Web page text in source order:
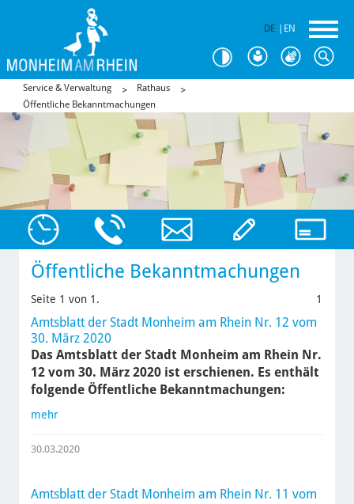
DE EN
Service & Verwaltung
Rathaus
Öffentliche Bekanntmachungen
Öffentliche Bekanntmachungen
Seite 1 von 1. 1
Amtsblatt der Stadt Monheim am Rhein Nr. 12 vom
30. März 2020
Das Amtsblatt der Stadt Monheim am Rhein Nr.
12 vom 30. März 2020 ist erschienen. Es enthält
folgende Öffentliche Bekanntmachungen:
mehr
30.03.2020
Amtsblatt der Stadt Monheim am Rhein Nr. 11 vom